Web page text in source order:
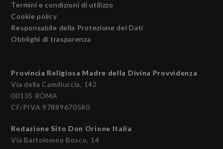
Termini e condizioni di utilizzo
Cookie policy
Responsabile della Protezione dei Dati
Obblighi di trasparenza
Provincia Religiosa Madre della Divina Provvidenza
Via della Camilluccia, 142
00135 ROMA
CF/PIVA 97889670580
Redazione Sito Don Orione Italia
Via Bartolomeo Bosco, 14